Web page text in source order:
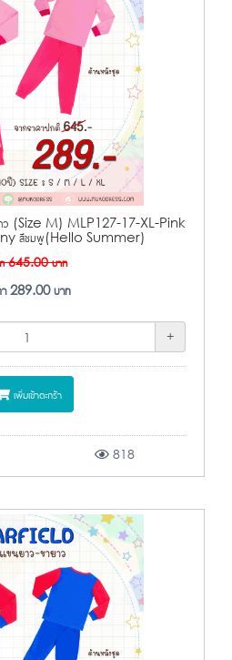
ยาว (Size M) MLP127-17-XL-Pink
สีชมพู(Hello Summer)
645.00บาท
289.00บาท
+
เพิ่มเข้าตะกร้า
818